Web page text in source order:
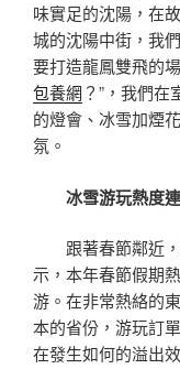
味實足的沈陽，在
城的沈陽中街，我
要打造龍鳳雙飛的
包養網 ？”，我們
的燈會、冰雪加煙
氛。
冰雪游玩熱度
跟著春節鄰近
示，本年春節假期
游。在非常熱絡的
本的省份，游玩訂
在發生如何的溢出